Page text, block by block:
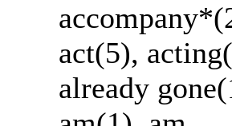
act(5),
already